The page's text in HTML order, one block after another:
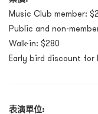
Music Club member:
Public and non-
Walk-in: $280
Early bird discount for
表演單位: